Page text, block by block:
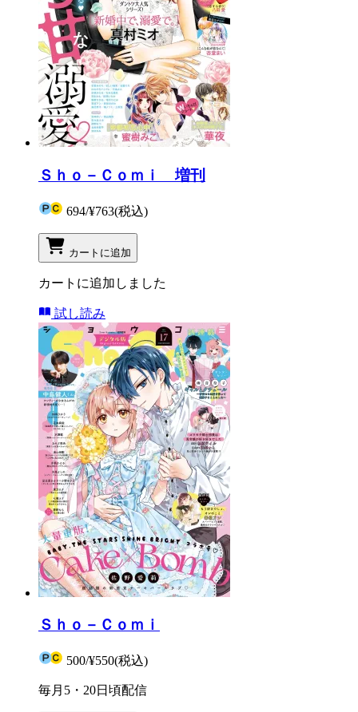
Ｓｈｏ－Ｃｏｍｉ 増刊
694/¥763(税込)
カートに追加
カートに追加しました
試し読み
Ｓｈｏ－Ｃｏｍｉ
500/¥550(税込)
毎月5・20日頃配信